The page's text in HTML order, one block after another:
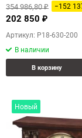
354 986,80₽ −152
202 850 ₽
Артикул: P18-630-200
В наличии
В корзину
Новый